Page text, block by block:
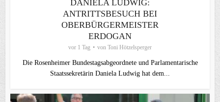
DANIELA LUDWIG:
ANTRITTSBESUCH BEI
OBERBÜRGERMEISTER
ERDOGAN
vor 1 Tag von Toni Hötzelsperger
Die Rosenheimer Bundestagsabgeordnete und Parlamentarische
Staatssekretärin Daniela Ludwig hat dem...